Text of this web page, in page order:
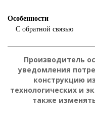
Особенности
С обратной связью
Производитель
уведомления
конструкцию
технологических и
также